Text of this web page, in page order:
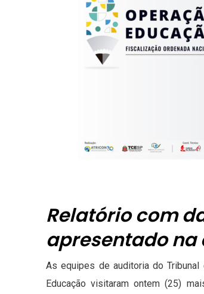
Relatório com
apresentado
As equipes de auditoria do Tribunal
Educação visitaram ontem (25)